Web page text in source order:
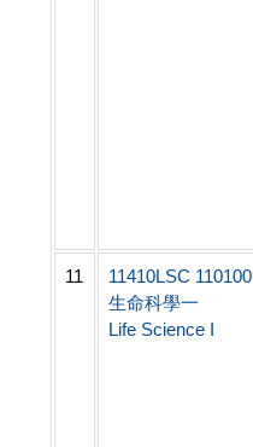
11
11410LSC 110100
生命科學一
Life Science I